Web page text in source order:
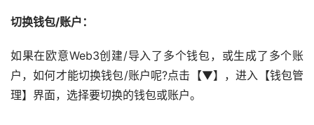
切换钱包/账户：
如果在欧意Web3创建/导入了多个钱包，或生成了多个账
户，如何才能切换钱包/账户呢?点击【▼】，进入【钱包管
理】界面，选择要切换的钱包或账户。